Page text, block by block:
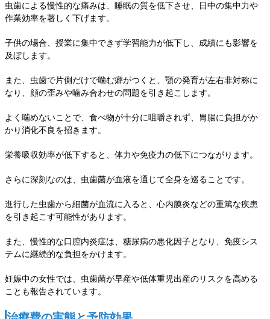
虫歯による慢性的な痛みは、睡眠の質を低下させ、日中の集中力や
作業効率を著しく下げます。
子供の場合、授業に集中できず学習能力が低下し、成績にも影響を
及ぼします。
また、虫歯で片側だけで噛む癖がつくと、顎の発育が左右非対称に
なり、顔の歪みや噛み合わせの問題を引き起こします。
よく噛めないことで、食べ物が十分に咀嚼されず、胃腸に負担がか
かり消化不良を招きます。
栄養吸収効率が低下すると、体力や免疫力の低下につながります。
さらに深刻なのは、虫歯菌が血液を通じて全身を巡ることです。
進行した虫歯から細菌が血流に入ると、心内膜炎などの重篤な疾患
を引き起こす可能性があります。
また、慢性的な口腔内炎症は、糖尿病の悪化因子となり、免疫シス
テムに継続的な負担をかけます。
妊娠中の女性では、虫歯菌が早産や低体重児出産のリスクを高める
ことも報告されています。